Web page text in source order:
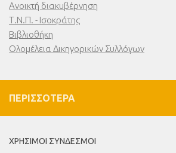
Ανοικτή διακυβέρνηση
Τ.Ν.Π. - Ισοκράτης
Βιβλιοθήκη
Ολομέλεια Δικηγορικών Συλλόγων
ΠΕΡΙΣΣΌΤΕΡΑ
ΧΡΉΣΙΜΟΙ ΣΎΝΔΕΣΜΟΙ